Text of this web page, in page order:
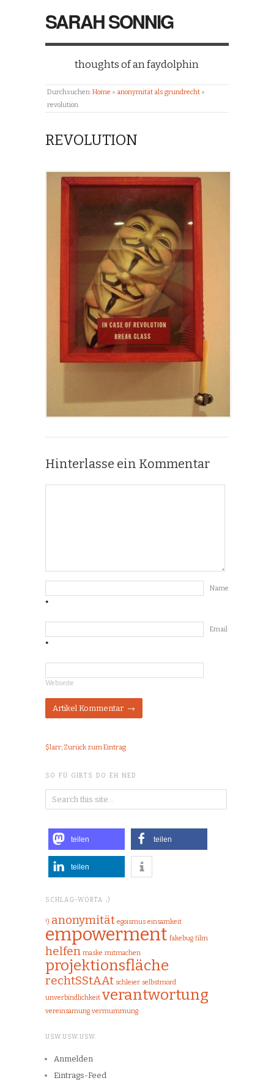
SARAH SONNIG
thoughts of an faydolphin
Durchsuchen:Home » anonymität als grundrecht »
revolution
REVOLUTION
Hinterlasse ein Kommentar
Name
*
Email
*
Webseite
$larr; Zurück zum Eintrag
SO FÜ GIBTS DO EH NED
teilen teilen
teilen
SCHLAG-WÖRTA ;)
!) anonymität egoismus einsamkeit
empowerment fakebug film
helfen maske mitmachen
projektionsfläche
rechtSStAAt schleier selbstmord
unverbindlichkeit verantwortung
vereinsamung vermummung
USW.USW.USW.
Anmelden
Eintrags-Feed